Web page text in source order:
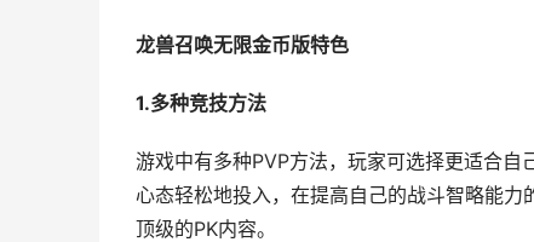
龙兽召唤无限金币版特色
1.多种竞技方法
游戏中有多种PVP方法，玩家可选择更适合
心态轻松地投入，在提高自己的战斗智略能
顶级的PK内容。